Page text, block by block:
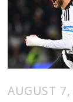
AUGUST